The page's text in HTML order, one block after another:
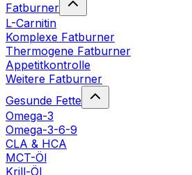
Fatburner
L-Carnitin
Komplexe Fatburner
Thermogene Fatburner
Appetitkontrolle
Weitere Fatburner
Gesunde Fette
Omega-3
Omega-3-6-9
CLA & HCA
MCT-Öl
Krill-Öl